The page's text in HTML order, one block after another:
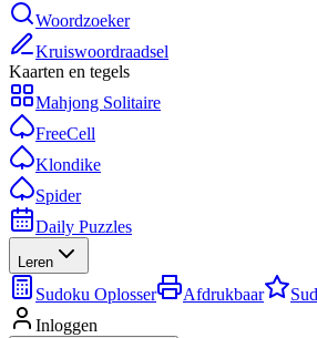
Woordzoeker
Kruiswoordraadsel
Kaarten en tegels
Mahjong Solitaire
FreeCell
Klondike
Spider
Daily Puzzles
Leren
Sudoku Oplosser Afdrukbaar
Inloggen